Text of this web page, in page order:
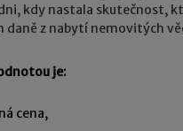
kdy nastala skutečnost,
daně z nabytí nemovitých
je:
cena,